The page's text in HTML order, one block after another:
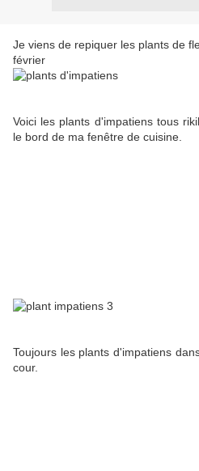
Je viens de repiquer les plants de
février
Voici les plants d'impatiens tous
le bord de ma fenêtre de cuisine.
Toujours les plants d'impatiens
cour.